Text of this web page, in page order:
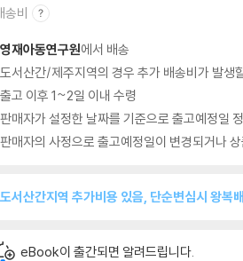
송비
영재아동연구원에서 배송
도서산간/제주지역의 경우 추가 배송비가 발생
출고 이후 1~2일 이내 수령
판매자가 설정한 날짜를 기준으로 출고예정일
판매자의 사정으로 출고예정일이 변경되거나
도서산간지역 추가비용 있음, 단순변심시 왕복
eBook이 출간되면 알려드립니다.